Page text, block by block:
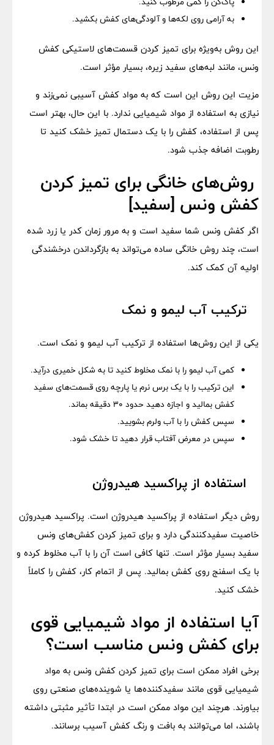
به آرامی روی لکه‌ها و آلودگی‌های کفش بکشید.
این روش به‌ویژه برای تمیز کردن قسمت‌های لاستیکی کفش
ونس، مانند لبه‌های سفید زیره، بسیار مؤثر است.
مزیت این روش این است که به مواد کفش آسیبی نمی‌زند و
نیازی به استفاده از مواد شیمیایی ندارد. با این حال، بهتر است
پس از استفاده، کفش را با یک دستمال تمیز خشک کنید تا
رطوبت اضافه جذب شود.
روش‌های خانگی برای تمیز کردن
کفش ونس [سفید]
اگر کفش ونس شما سفید است و به مرور زمان کدر یا زرد شده
است، چند روش خانگی ساده می‌تواند به بازگرداندن درخشندگی
اولیه آن کمک کند.
ترکیب آب لیمو و نمک
یکی از این روش‌ها استفاده از ترکیب آب لیمو و نمک است.
کمی آب لیمو را با نمک مخلوط کنید تا به شکل خمیری درآید.
این ترکیب را با یک برس نرم یا پارچه روی قسمت‌های سفید
کفش بمالید و اجازه دهید حدود ۳۰ دقیقه بماند.
سپس کفش را با آب ولرم بشویید.
سپس در معرض آفتاب قرار دهید تا خشک شود.
استفاده از پراکسید هیدروژن
روش دیگر استفاده از پراکسید هیدروژن است. پراکسید هیدروژن
خاصیت سفیدکنندگی دارد و برای تمیز کردن کفش‌های ونس
سفید بسیار مؤثر است. تنها کافی است آن را با آب مخلوط کرده و
با یک اسفنج روی کفش بمالید. پس از اتمام کار، کفش را کاملاً
خشک کنید.
آیا استفاده از مواد شیمیایی قوی
برای کفش ونس مناسب است؟
برخی افراد ممکن است برای تمیز کردن کفش ونس به مواد
شیمیایی قوی مانند سفیدکننده‌ها یا شوینده‌های صنعتی روی
بیاورند. هرچند این مواد ممکن است در ابتدا تأثیر مثبتی داشته
باشند، اما می‌توانند به بافت و رنگ کفش آسیب برسانند.